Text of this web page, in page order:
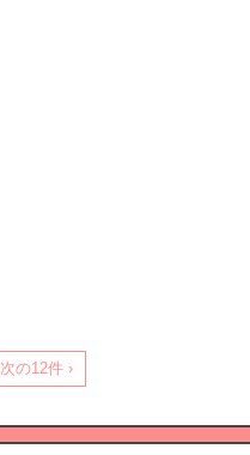
次の12件 ›